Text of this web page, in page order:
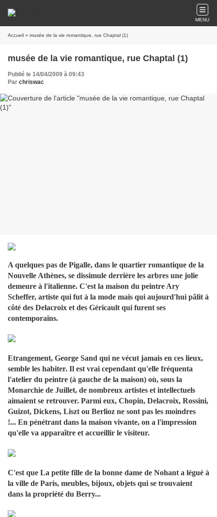
MENU
Accueil » musée de la vie romantique, rue Chaptal (1)
musée de la vie romantique, rue Chaptal (1)
Publié le 14/04/2009 à 09:43
Par chriswac
A quelques pas de Pigalle, dans le quartier romantique de la
Nouvelle Athènes, se dissimule derrière les arbres une jolie
demeure à l'italienne. C'est la maison du peintre Ary
Scheffer, artiste qui fut à la mode mais qui aujourd'hui pâlit à
côté des Delacroix et des Géricault qui furent ses
contemporains.
Etrangement, George Sand qui ne vécut jamais en ces lieux,
semble les habiter. Il est vrai cependant qu'elle fréquenta
l'atelier du peintre (à gauche de la maison) où, sous la
Monarchie de Juillet, de nombreux artistes et intellectuels
aimaient se retrouver. Parmi eux, Chopin, Delacroix, Rossini,
Guizot, Dickens, Liszt ou Berlioz ne sont pas les moindres
!... En pénétrant dans la maison vivante, on a l'impression
qu'elle va apparaître et accueillir le visiteur.
C'est que La petite fille de la bonne dame de Nohant a légué à
la ville de Paris, meubles, bijoux, objets qui se trouvaient
dans la propriété du Berry...